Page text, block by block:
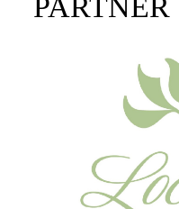
PARTNER